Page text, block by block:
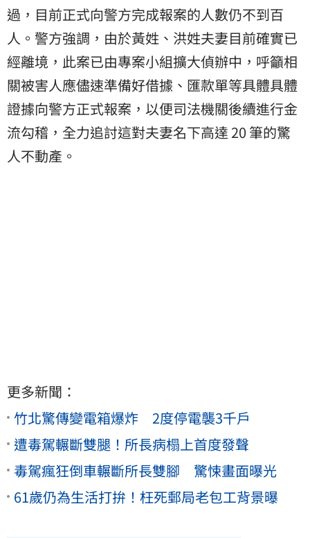
過，目前正式向警方完成報案的人數仍不到百
人。警方強調，由於黃姓、洪姓夫妻目前確實已
經離境，此案已由專案小組擴大偵辦中，呼籲相
關被害人應儘速準備好借據、匯款單等具體具體
證據向警方正式報案，以便司法機關後續進行金
流勾稽，全力追討這對夫妻名下高達 20 筆的驚
人不動產。
更多新聞：
竹北驚傳變電箱爆炸 2度停電襲3千戶
遭毒駕輾斷雙腿！所長病榻上首度發聲
毒駕瘋狂倒車輾斷所長雙腳 驚悚畫面曝光
61歲仍為生活打拚！枉死郵局老包工背景曝